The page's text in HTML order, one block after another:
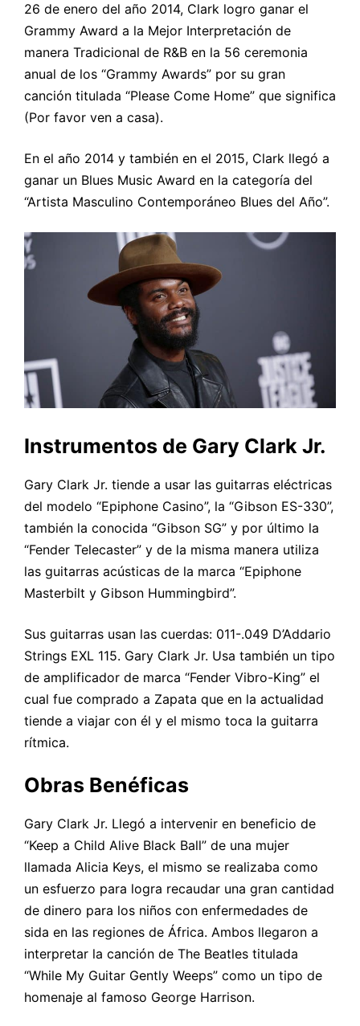
26 de enero del año 2014, Clark logro ganar el
Grammy Award a la Mejor Interpretación de
manera Tradicional de R&B en la 56 ceremonia
anual de los “Grammy Awards” por su gran
canción titulada “Please Come Home” que significa
(Por favor ven a casa).
En el año 2014 y también en el 2015, Clark llegó a
ganar un Blues Music Award en la categoría del
“Artista Masculino Contemporáneo Blues del Año”.
Instrumentos de Gary Clark Jr.
Gary Clark Jr. tiende a usar las guitarras eléctricas
del modelo “Epiphone Casino”, la “Gibson ES-330”,
también la conocida “Gibson SG” y por último la
“Fender Telecaster” y de la misma manera utiliza
las guitarras acústicas de la marca “Epiphone
Masterbilt y Gibson Hummingbird”.
Sus guitarras usan las cuerdas: 011-.049 D’Addario
Strings EXL 115. Gary Clark Jr. Usa también un tipo
de amplificador de marca “Fender Vibro-King” el
cual fue comprado a Zapata que en la actualidad
tiende a viajar con él y el mismo toca la guitarra
rítmica.
Obras Benéficas
Gary Clark Jr. Llegó a intervenir en beneficio de
“Keep a Child Alive Black Ball” de una mujer
llamada Alicia Keys, el mismo se realizaba como
un esfuerzo para logra recaudar una gran cantidad
de dinero para los niños con enfermedades de
sida en las regiones de África. Ambos llegaron a
interpretar la canción de The Beatles titulada
“While My Guitar Gently Weeps” como un tipo de
homenaje al famoso George Harrison.